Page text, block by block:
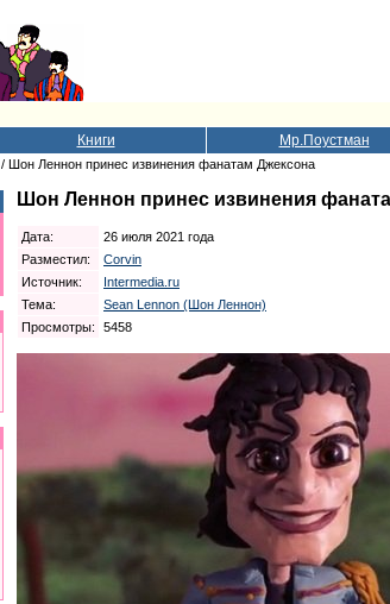
Книги Мр.Поустман
/ Шон Леннон принес извинения фанатам Джексона
Шон Леннон принес извинения
Дата:
26 июля 2021 года
Разместил:
Corvin
Источник:
Intermedia.ru
Тема:
Sean Lennon (Шон Леннон)
Просмотры:
5458